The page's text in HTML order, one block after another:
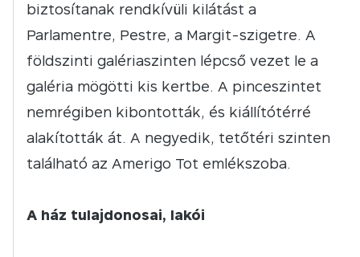
biztosítanak rendkívüli kilátást a
Parlamentre, Pestre, a Margit-szigetre. A
földszinti galériaszinten lépcső vezet le a
galéria mögötti kis kertbe. A pinceszintet
nemrégiben kibontották, és kiállítótérré
alakították át. A negyedik, tetőtéri szinten
található az Amerigo Tot emlékszoba.
A ház tulajdonosai, lakói